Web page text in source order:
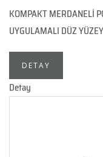
KOMPAKT MERDANELİ
UYGULAMALI DÜZ
DETAY
Detay